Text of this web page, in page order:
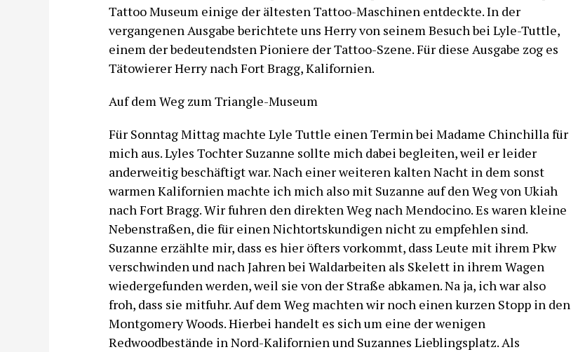
Tattoo Museum einige der ältesten Tattoo-Maschinen entdeckte. In der
vergangenen Ausgabe berichtete uns Herry von seinem Besuch bei Lyle-Tuttle,
einem der bedeutendsten Pioniere der Tattoo-Szene. Für diese Ausgabe zog es
Tätowierer Herry nach Fort Bragg, Kalifornien.
Auf dem Weg zum Triangle-Museum
Für Sonntag Mittag machte Lyle Tuttle einen Termin bei Madame Chinchilla für
mich aus. Lyles Tochter Suzanne sollte mich dabei begleiten, weil er leider
anderweitig beschäftigt war. Nach einer weiteren kalten Nacht in dem sonst
warmen Kalifornien machte ich mich also mit Suzanne auf den Weg von Ukiah
nach Fort Bragg. Wir fuhren den direkten Weg nach Mendocino. Es waren kleine
Nebenstraßen, die für einen Nichtortskundigen nicht zu empfehlen sind.
Suzanne erzählte mir, dass es hier öfters vorkommt, dass Leute mit ihrem Pkw
verschwinden und nach Jahren bei Waldarbeiten als Skelett in ihrem Wagen
wiedergefunden werden, weil sie von der Straße abkamen. Na ja, ich war also
froh, dass sie mitfuhr. Auf dem Weg machten wir noch einen kurzen Stopp in den
Montgomery Woods. Hierbei handelt es sich um eine der wenigen
Redwoodbestände in Nord-Kalifornien und Suzannes Lieblingsplatz. Als